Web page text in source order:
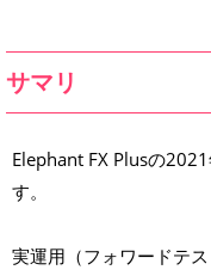
e
h
F
X
2
サマリ
Elephant FX Plusの
す。
実運用（フォワードテ